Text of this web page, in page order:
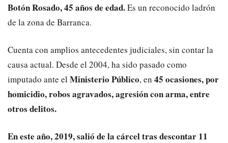
Botón Rosado, 45 años de edad.Es un reconocido ladrón
de la zona de Barranca.
Cuenta con amplios antecedentes judiciales, sin contar la
causa actual. Desde el 2004, ha sido pasado como
imputado ante el Ministerio Público, en 45 ocasiones, por
homicidio, robos agravados, agresión con arma, entre
otros delitos.
En este año, 2019, salió de la cárcel tras descontar 11